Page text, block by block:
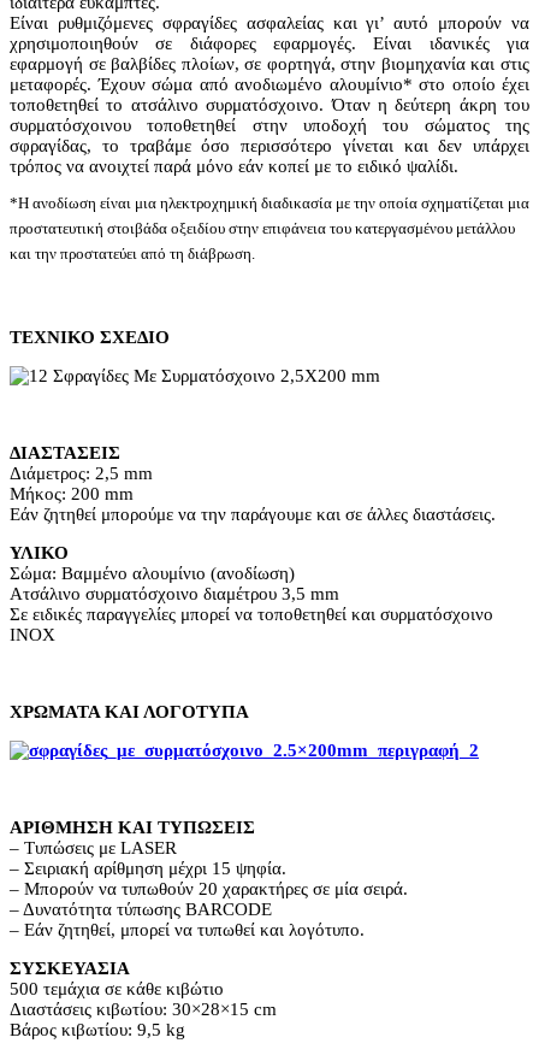
Είναι ρυθμιζόμενες σφραγίδες ασφαλείας και γι’ αυτό μπορούν να
χρησιμοποιηθούν σε διάφορες εφαρμογές. Είναι ιδανικές για
εφαρμογή σε βαλβίδες πλοίων, σε φορτηγά, στην βιομηχανία και στις
μεταφορές. Έχουν σώμα από ανοδιωμένο αλουμίνιο* στο οποίο έχει
τοποθετηθεί το ατσάλινο συρματόσχοινο. Όταν η δεύτερη άκρη του
συρματόσχοινου τοποθετηθεί στην υποδοχή του σώματος της
σφραγίδας, το τραβάμε όσο περισσότερο γίνεται και δεν υπάρχει
τρόπος να ανοιχτεί παρά μόνο εάν κοπεί με το ειδικό ψαλίδι.
*Η ανοδίωση είναι μια ηλεκτροχημική διαδικασία με την οποία σχηματίζεται μια
προστατευτική στοιβάδα οξειδίου στην επιφάνεια του κατεργασμένου μετάλλου
και την προστατεύει από τη διάβρωση.
ΤΕΧΝΙΚΟ ΣΧΕΔΙΟ
ΔΙΑΣΤΑΣΕΙΣ
Διάμετρος: 2,5 mm
Μήκος: 200 mm
Εάν ζητηθεί μπορούμε να την παράγουμε και σε άλλες διαστάσεις.
ΥΛΙΚΟ
Σώμα: Βαμμένο αλουμίνιο (ανοδίωση)
Ατσάλινο συρματόσχοινο διαμέτρου 3,5 mm
Σε ειδικές παραγγελίες μπορεί να τοποθετηθεί και συρματόσχοινο
INOX
ΧΡΩΜΑΤΑ ΚΑΙ ΛΟΓΟΤΥΠΑ
ΑΡΙΘΜΗΣΗ ΚΑΙ ΤΥΠΩΣΕΙΣ
– Τυπώσεις με LASER
– Σειριακή αρίθμηση μέχρι 15 ψηφία.
– Μπορούν να τυπωθούν 20 χαρακτήρες σε μία σειρά.
– Δυνατότητα τύπωσης BARCODE
– Εάν ζητηθεί, μπορεί να τυπωθεί και λογότυπο.
ΣΥΣΚΕΥΑΣΙΑ
500 τεμάχια σε κάθε κιβώτιο
Διαστάσεις κιβωτίου: 30×28×15 cm
Βάρος κιβωτίου: 9,5 kg